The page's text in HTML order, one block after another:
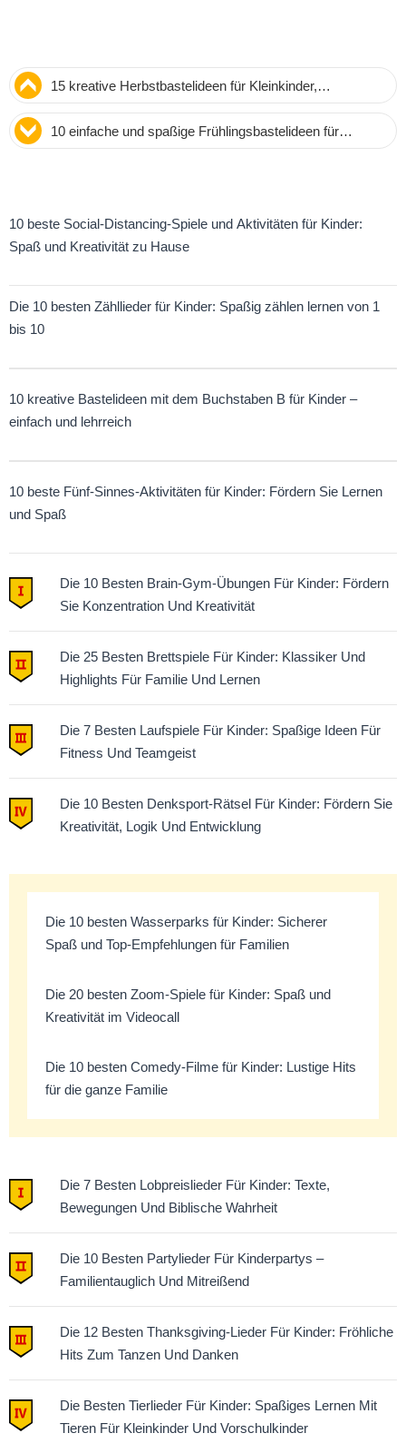
15 kreative Herbstbastelideen für Kleinkinder,
Vorschulkinder und Kinder – einfach und bildend
10 einfache und spaßige Frühlingsbastelideen für
Kleinkinder, Vorschulkinder und Schulkinder
10 beste Social-Distancing-Spiele und Aktivitäten für Kinder:
Spaß und Kreativität zu Hause
Die 10 besten Zähllieder für Kinder: Spaßig zählen lernen von 1
bis 10
10 kreative Bastelideen mit dem Buchstaben B für Kinder –
einfach und lehrreich
10 beste Fünf-Sinnes-Aktivitäten für Kinder: Fördern Sie Lernen
und Spaß
Die 10 Besten Brain-Gym-Übungen Für Kinder: Fördern
Sie Konzentration Und Kreativität
Die 25 Besten Brettspiele Für Kinder: Klassiker Und
Highlights Für Familie Und Lernen
Die 7 Besten Laufspiele Für Kinder: Spaßige Ideen Für
Fitness Und Teamgeist
Die 10 Besten Denksport-Rätsel Für Kinder: Fördern Sie
Kreativität, Logik Und Entwicklung
Die 10 besten Wasserparks für Kinder: Sicherer
Spaß und Top-Empfehlungen für Familien
Die 20 besten Zoom-Spiele für Kinder: Spaß und
Kreativität im Videocall
Die 10 besten Comedy-Filme für Kinder: Lustige Hits
für die ganze Familie
Die 7 Besten Lobpreislieder Für Kinder: Texte,
Bewegungen Und Biblische Wahrheit
Die 10 Besten Partylieder Für Kinderpartys –
Familientauglich Und Mitreißend
Die 12 Besten Thanksgiving-Lieder Für Kinder: Fröhliche
Hits Zum Tanzen Und Danken
Die Besten Tierlieder Für Kinder: Spaßiges Lernen Mit
Tieren Für Kleinkinder Und Vorschulkinder